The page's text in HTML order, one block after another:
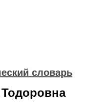
словарь